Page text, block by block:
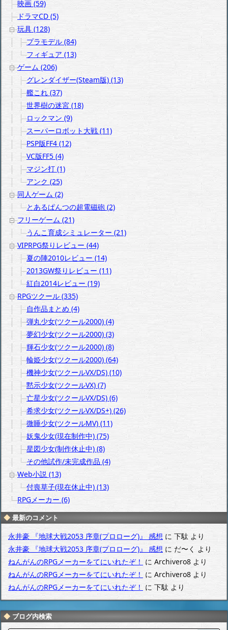
映画 (59)
ドラマCD (5)
玩具 (128)
プラモデル (84)
フィギュア (13)
ゲーム (206)
グレンダイザー(Steam版) (13)
艦これ (37)
世界樹の迷宮 (18)
ロックマン (9)
スーパーロボット大戦 (11)
PSP版FF4 (12)
VC版FF5 (4)
マジン打 (1)
アンク (25)
同人ゲーム (2)
とあるぱんつの超電磁砲 (2)
フリーゲーム (21)
うんこ育成シミュレーター (21)
VIPRPG祭りレビュー (44)
夏の陣2010レビュー (14)
2013GW祭りレビュー (11)
紅白2014レビュー (19)
RPGツクール (335)
自作品まとめ (4)
弾丸少女(ツクール2000) (4)
夢幻少女(ツクール2000) (3)
輝石少女(ツクール2000) (8)
輪姫少女(ツクール2000) (64)
機神少女(ツクールVX/DS) (10)
黙示少女(ツクールVX) (7)
亡星少女(ツクールVX/DS) (6)
希求少女(ツクールVX/DS+) (26)
微睡少女(ツクールMV) (11)
妖鬼少女(現在制作中) (75)
星図少女(制作休止中) (8)
その他試作/未完成作品 (4)
Web小説 (13)
付喪草子(現在休止中) (13)
RPGメーカー (6)
最新のコメント
永井豪 『地球大戦2053 序章(プロローグ)』 感想に下駄より
永井豪 『地球大戦2053 序章(プロローグ)』 感想にだ〜く より
ねんがんのRPGメーカーをてにいれたぞ！ に Archivero8 より
ねんがんのRPGメーカーをてにいれたぞ！ に Archivero8より
ねんがんのRPGメーカーをてにいれたぞ！ に下駄より
ブログ内検索